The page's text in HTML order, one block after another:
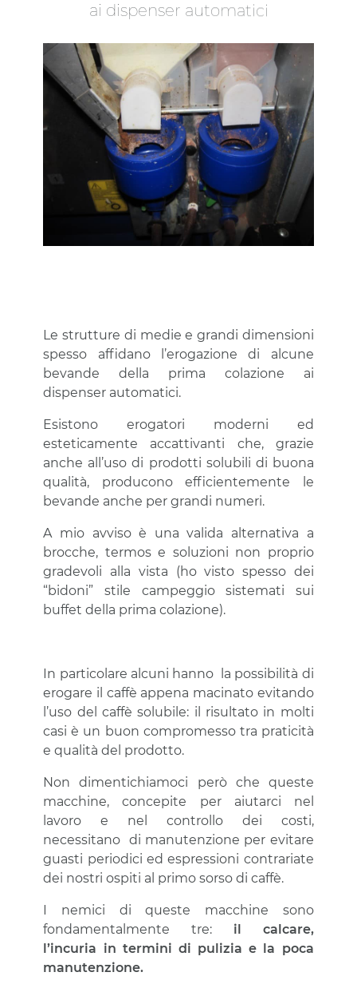
ai dispenser automatici
Le strutture di medie e grandi dimensioni
spesso affidano l’erogazione di alcune
bevande della prima colazione ai
dispenser automatici.
Esistono erogatori moderni ed
esteticamente accattivanti che, grazie
anche all’uso di prodotti solubili di buona
qualità, producono efficientemente le
bevande anche per grandi numeri.
A mio avviso è una valida alternativa a
brocche, termos e soluzioni non proprio
gradevoli alla vista (ho visto spesso dei
“bidoni” stile campeggio sistemati sui
buffet della prima colazione).
In particolare alcuni hanno la possibilità di
erogare il caffè appena macinato evitando
l’uso del caffè solubile: il risultato in molti
casi è un buon compromesso tra praticità
e qualità del prodotto.
Non dimentichiamoci però che queste
macchine, concepite per aiutarci nel
lavoro e nel controllo dei costi,
necessitano di manutenzione per evitare
guasti periodici ed espressioni contrariate
dei nostri ospiti al primo sorso di caffè.
I nemici di queste macchine sono
fondamentalmente tre: il calcare,
l’incuria in termini di pulizia e la poca
manutenzione.